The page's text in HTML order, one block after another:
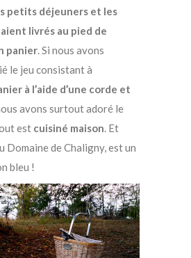
petits déjeuners et les
livrés au pied de
panier. Si nous avons
le jeu consistant à
à l’aide d’une corde et
avons surtout adoré le
est cuisiné maison. Et
Domaine de Chaligny, est un
bleu !